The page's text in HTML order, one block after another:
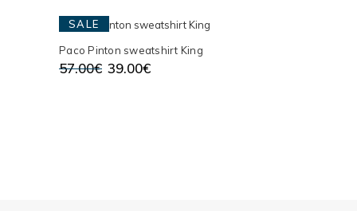
era:
57.00€.39.00€.
SALE
Paco Pinton sweatshirt King
57.00€ O
39.00€O